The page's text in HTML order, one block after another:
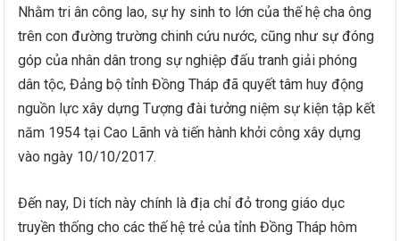
Nhằm tri ân công lao, sự hy sinh to lớn của thế hệ cha ông
trên con đường trường chinh cứu nước, cũng như sự đóng
góp của nhân dân trong sự nghiệp đấu tranh giải phóng
dân tộc, Đảng bộ tỉnh Đồng Tháp đã quyết tâm huy động
nguồn lực xây dựng Tượng đài tưởng niệm sự kiện tập kết
năm 1954 tại Cao Lãnh và tiến hành khởi công xây dựng
vào ngày 10/10/2017.
Đến nay, Di tích này chính là địa chỉ đỏ trong giáo dục
truyền thống cho các thế hệ trẻ của tỉnh Đồng Tháp hôm